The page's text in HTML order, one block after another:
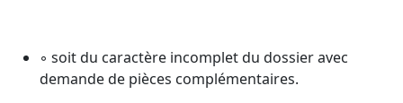
◦ soit du caractère incomplet du dossier avec
demande de pièces complémentaires.